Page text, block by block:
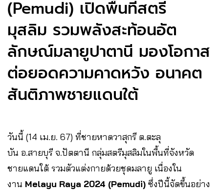
(Pemudi) เปิดพื้นที่สตรี
มุสลิม รวมพลังสะท้อนอัต
ลักษณ์มลายูปาตานี มองโอกาส
ต่อยอดความคาดหวัง อนาคต
สันติภาพชายแดนใต้
วันนี้ (14 เม.ย. 67) ที่ชายหาดวาสุกรี ต.ตะลุ
บัน อ.สายบุรี จ.ปัตตานี กลุ่มสตรีมุสลิมในพื้นที่จังหวัด
ชายแดนใต้ รวมตัวแต่งกายด้วยชุดมลายู เนื่องใน
งาน Melayu Raya 2024 (Pemudi) ซึ่งปีนี้จัดขึ้นอย่าง